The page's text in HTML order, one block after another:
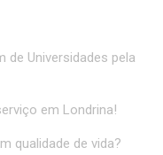
de Universidades pela
em Londrina!
qualidade de vida?